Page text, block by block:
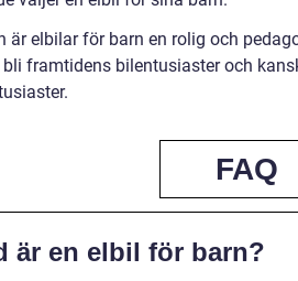
är elbilar för barn en rolig och
framtidens bilentusiaster och
FAQ
är en elbil för barn?